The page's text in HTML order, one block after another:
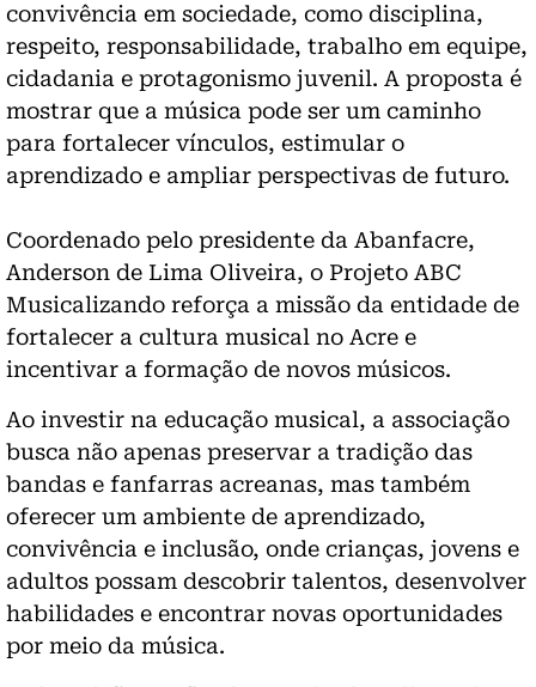
convivência em sociedade, como disciplina,
respeito, responsabilidade, trabalho em equipe,
cidadania e protagonismo juvenil. A proposta é
mostrar que a música pode ser um caminho
para fortalecer vínculos, estimular o
aprendizado e ampliar perspectivas de futuro.
Coordenado pelo presidente da Abanfacre,
Anderson de Lima Oliveira, o Projeto ABC
Musicalizando reforça a missão da entidade de
fortalecer a cultura musical no Acre e
incentivar a formação de novos músicos.
Ao investir na educação musical, a associação
busca não apenas preservar a tradição das
bandas e fanfarras acreanas, mas também
oferecer um ambiente de aprendizado,
convivência e inclusão, onde crianças, jovens e
adultos possam descobrir talentos, desenvolver
habilidades e encontrar novas oportunidades
por meio da música.